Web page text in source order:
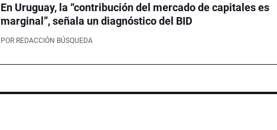
En Uruguay, la “contribución del mercado de capitales es
marginal”, señala un diagnóstico del BID
POR REDACCIÓN BÚSQUEDA